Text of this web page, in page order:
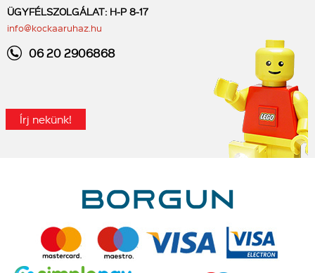
ÜGYFÉLSZOLGÁLAT: H-P 8-17
info@kockaaruhaz.hu
06 20 2906868
Írj nekünk!